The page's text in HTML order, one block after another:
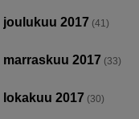
joulukuu 2017 (41)
marraskuu 2017 (33)
lokakuu 2017 (30)